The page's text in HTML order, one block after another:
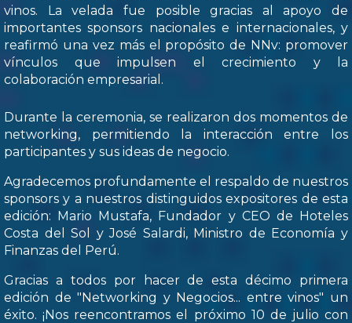
vinos. La velada fue posible gracias al apoyo de
importantes sponsors nacionales e internacionales, y
reafirmó una vez más el propósito de NNv: promover
vínculos que impulsen el crecimiento y la
colaboración empresarial.
Durante la ceremonia, se realizaron dos momentos de
networking, permitiendo la interacción entre los
participantes y sus ideas de negocio.
Agradecemos profundamente el respaldo de nuestros
sponsors y a nuestros distinguidos expositores de esta
edición: Mario Mustafa, Fundador y CEO de Hoteles
Costa del Sol y José Salardi, Ministro de Economía y
Finanzas del Perú.
Gracias a todos por hacer de esta décimo primera
edición de "Networking y Negocios... entre vinos" un
éxito. ¡Nos reencontramos el próximo 10 de julio con